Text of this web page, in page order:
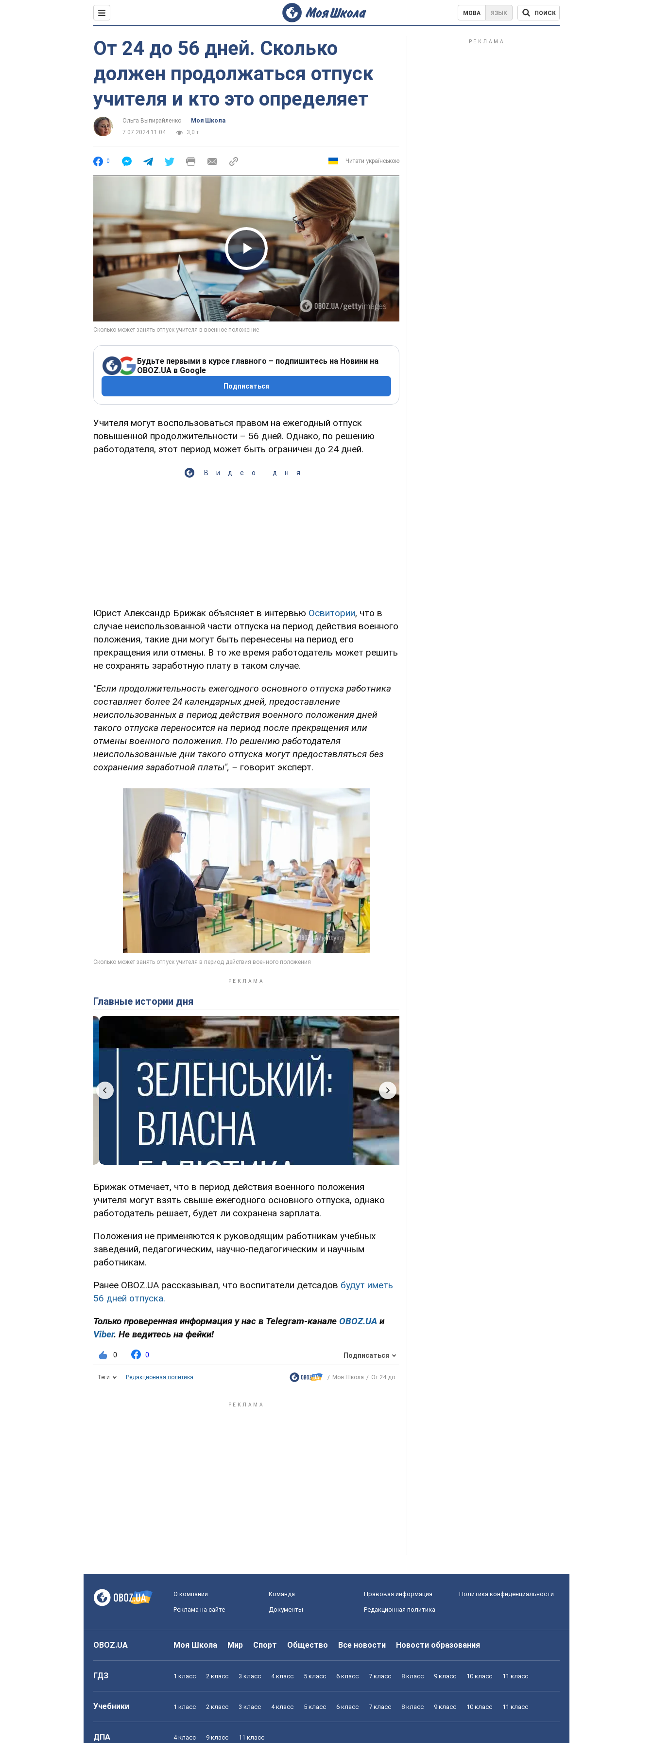
МОВА ЯЗЫК ПОИСК
От 24 до 56 дней. Сколько
должен продолжаться отпуск
учителя и кто это определяет
Ольга Выпирайленко
Моя Школа
7.07.2024 11:04
3,0 т.
0 Читати українською
Play Video
Будьте первыми в курсе главного – подпишитесь на Новини на
OBOZ.UA в Google
Подписаться
Учителя могут воспользоваться правом на ежегодный отпуск
повышенной продолжительности – 56 дней. Однако, по решению
работодателя, этот период может быть ограничен до 24 дней.
Видео дня
Юрист Александр Брижак объясняет в интервью Освитории, что в
случае неиспользованной части отпуска на период действия военного
положения, такие дни могут быть перенесены на период его
прекращения или отмены. В то же время работодатель может решить
не сохранять заработную плату в таком случае.
"Если продолжительность ежегодного основного отпуска работника
составляет более 24 календарных дней, предоставление
неиспользованных в период действия военного положения дней
такого отпуска переносится на период после прекращения или
отмены военного положения. По решению работодателя
неиспользованные дни такого отпуска могут предоставляться без
сохранения заработной платы", – говорит эксперт.
Главные истории дня
Брижак отмечает, что в период действия военного положения
учителя могут взять свыше ежегодного основного отпуска, однако
работодатель решает, будет ли сохранена зарплата.
Положения не применяются к руководящим работникам учебных
заведений, педагогическим, научно-педагогическим и научным
работникам.
Ранее OBOZ.UA рассказывал, что воспитатели детсадов будут иметь
56 дней отпуска.
Только проверенная информация у нас в Telegram-канале OBOZ.UA и
Viber. Не ведитесь на фейки!
0 0 Подписаться
Теги Редакционная политика Моя Школа От 24 до...
О компании Команда Правовая информация Политика конфиденциальности
Реклама на сайте Документы Редакционная политика
OBOZ.UA Моя Школа Мир Спорт Общество Все новости Новости образования
ГДЗ 1 класс 2 класс 3 класс 4 класс 5 класс 6 класс 7 класс 8 класс 9 класс 10 класс 11 класс
Учебники 1 класс 2 класс 3 класс 4 класс 5 класс 6 класс 7 класс 8 класс 9 класс 10 класс 11 класс
ДПА 4 класс 9 класс 11 класс